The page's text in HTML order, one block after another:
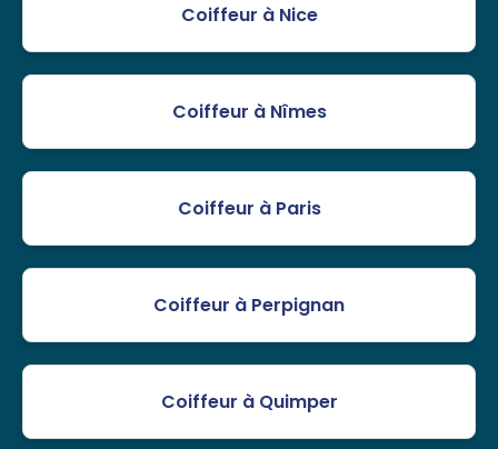
Coiffeur à Nice
Coiffeur à Nîmes
Coiffeur à Paris
Coiffeur à Perpignan
Coiffeur à Quimper